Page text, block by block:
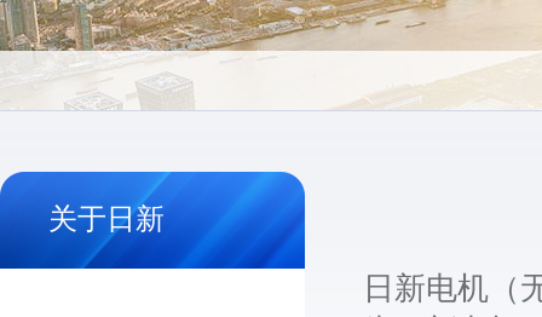
关于日新
日新电机（